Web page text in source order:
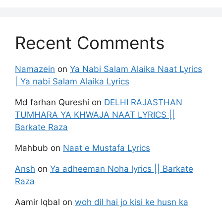
Recent Comments
Namazein on Ya Nabi Salam Alaika Naat Lyrics
| Ya nabi Salam Alaika Lyrics
Md farhan Qureshi on DELHI RAJASTHAN
TUMHARA YA KHWAJA NAAT LYRICS ||
Barkate Raza
Mahbub on Naat e Mustafa Lyrics
Ansh on Ya adheeman Noha lyrics || Barkate
Raza
Aamir Iqbal on woh dil hai jo kisi ke husn ka